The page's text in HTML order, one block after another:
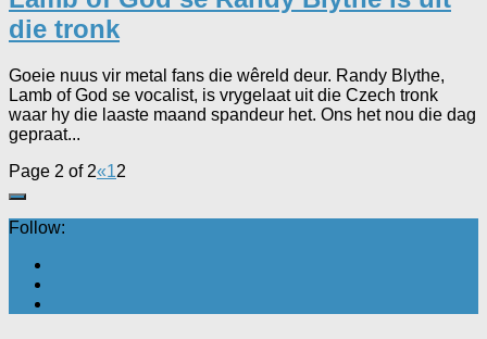
die tronk
Goeie nuus vir metal fans die wêreld deur. Randy Blythe,
Lamb of God se vocalist, is vrygelaat uit die Czech tronk
waar hy die laaste maand spandeur het. Ons het nou die dag
gepraat...
Page 2 of 2«12
Follow: